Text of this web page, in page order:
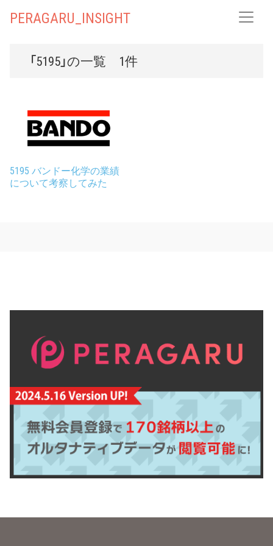
PERAGARU_INSIGHT
「5195」の一覧 1件
5195 バンドー化学の業績
について考察してみた